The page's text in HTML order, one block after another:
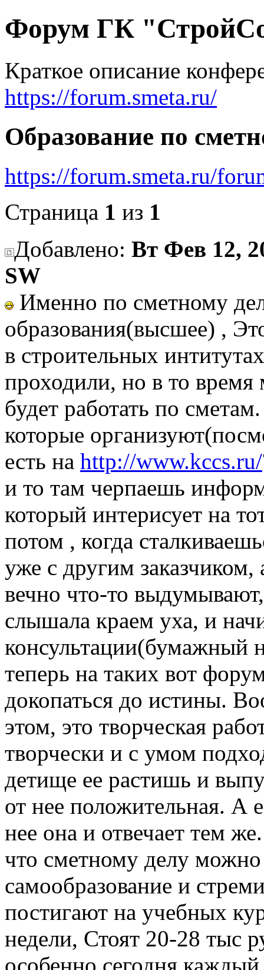
Форум ГК
Краткое описание
https://forum.smeta.ru/
Образование по
https://forum.smeta.ru/
Страница 1 из 1
Добавлено: Вт Фев 12,
SW
Именно по сметному
образования(высшее) ,
в строительных
проходили, но в то время
будет работать по
которые
есть на http://www.kccs.ru/
и то там черпаешь
который интерисует на
потом , когда
уже с другим
вечно что-то
слышала краем уха, и
консультации(бумажный
теперь на таких вот
докопаться до истины.
этом, это творческая
творчески и с умом
детище ее растишь и
от нее положительная. А
нее она и отвечает тем
что сметному делу
самообразование и
постигают на учебных
недели, Стоят 20-28 тыс